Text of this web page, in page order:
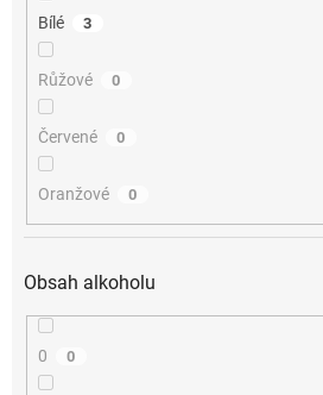
Bílé 3
Růžové 0
Červené 0
Oranžové 0
Obsah alkoholu
0 0